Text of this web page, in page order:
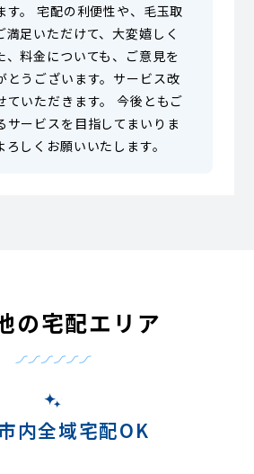
す。 宅配の利便性や、毛玉取
満足いただけて、大変嬉しく
、料金についても、ご意見を
とうございます。サービス改
ていただきます。 今後ともご
サービスを目指してまいりま
しくお願いいたします。
の宅配エリア
内全域宅配OK